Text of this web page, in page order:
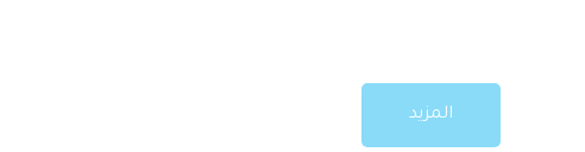
المزيد